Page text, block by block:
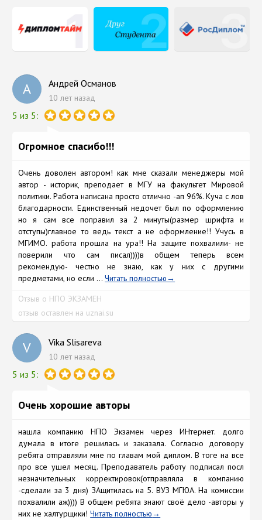
А Андрей Османов
10 лет назад
5 из 5:
Огромное спасибо!!!
Очень доволен автором! как мне сказали менеджеры мой
автор - историк, преподает в МГУ на факультет Мировой
политики. Работа написана просто отлично -ап 96%. Куча с лов
благодарности. Единственный недочет был по оформлению
но я сам все поправил за 2 минуты(размер шрифта и
отступы)главное то ведь текст а не оформление!! Учусь в
МГИМО. работа прошла на ура!! На защите похвалили- не
поверили что сам писал))))в общем теперь всем
рекомендую- честно не знаю, как у них с другими
предметами, но если ...Читать полностью
Отзыв о НПО ЭКЗАМЕН
отзыв оставлен на uznai.su
V Vika Slisareva
10 лет назад
5 из 5:
Очень хорошие авторы
нашла компанию НПО Экзамен через ИНтернет. долго
думала в итоге решилась и заказала. Согласно договору
ребята отправляли мне по главам мой диплом. В тоге на все
про все ушел месяц. Преподаватель работу подписал посл
незначительных корректировок(отправляла в компанию
-сделали за 3 дня) ЗАщитилась на 5. ВУЗ МГЮА. На комиссии
похвалили аж)))) В общем ребята знают своё дело -авторы у
них не халтурщики!Читать полностью